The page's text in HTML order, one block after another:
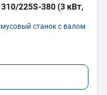
310/225S-380 (3 кВт,
станок с валом